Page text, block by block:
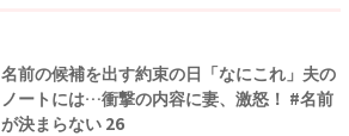
名前の候補を出す約束の日「なにこれ」夫の
ノートには…衝撃の内容に妻、激怒！ #名前
が決まらない 26